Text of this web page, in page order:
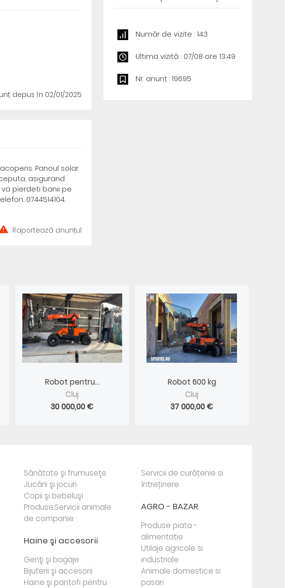
depus în 02/01/2025
Panoul solar
asigurand
pierdeti banii pe
0744514104.
Raportează anunțul
Număr de vizite : 143
Ultima vizită : 07/08 ore 13:49
Nr. anunț : 19695
Robot pentru...
Cluj
30 000,00 €
Robot 600 kg
Cluj
37 000,00 €
Sănătate şi frumuseţe
Jucării şi jocuri
Copii şi bebeluşi
Produse,Servicii animale
de companie
Haine şi accesorii
Genţi şi bagaje
Bijuterii şi accesorii
Haine şi pantofi pentru
Servicii de curățenie si
întreținere
AGRO - BAZAR
Produse piata -
alimentatie
Utilaje agricole si
industriale
Animale domestice si
pasari